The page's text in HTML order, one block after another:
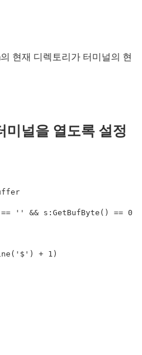
현재 디렉토리가 터미널의 현
미널을 열도록 설정
== '' && s:GetBufByte () == 0
( '$' ) + 1 )